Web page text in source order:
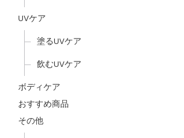
UVケア
塗るUVケア
飲むUVケア
ボディケア
おすすめ商品
その他